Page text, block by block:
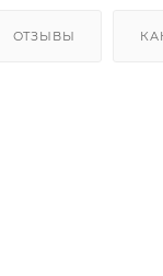
ОТЗЫВЫ